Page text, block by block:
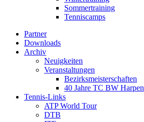
Sommertraining
Tenniscamps
Partner
Downloads
Archiv
Neuigkeiten
Veranstaltungen
Bezirksmeisterschaften
40 Jahre TC BW Harpen
Tennis-Links
ATP World Tour
DTB